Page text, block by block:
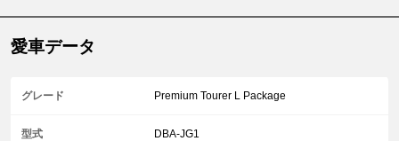
愛車データ
グレード Premium Tourer L Package
型式 DBA-JG1